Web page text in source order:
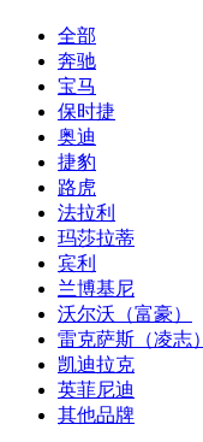
全部
奔驰
宝马
保时捷
奥迪
捷豹
路虎
法拉利
玛莎拉蒂
宾利
兰博基尼
沃尔沃（富豪）
雷克萨斯（凌志）
凯迪拉克
英菲尼迪
其他品牌